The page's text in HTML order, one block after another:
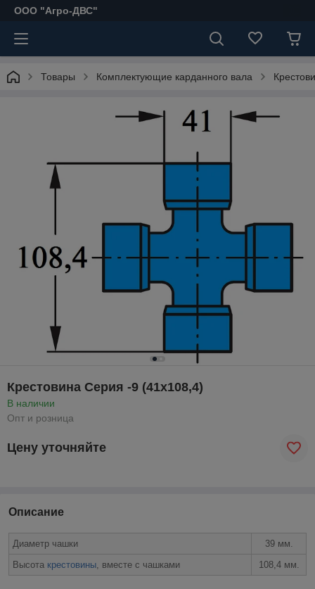
ООО "Агро-ДВС"
Товары Комплектующие карданного вала
Крестовина Серия -9 (41х108,4)
В наличии
Опт и розница
Цену уточняйте
Описание
Диаметр чашки
39 мм.
Высота крестовины , вместе с чашками 108,4 мм.